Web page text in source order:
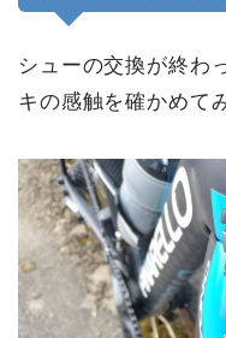
シューの交換が終わ
キの感触を確かめて